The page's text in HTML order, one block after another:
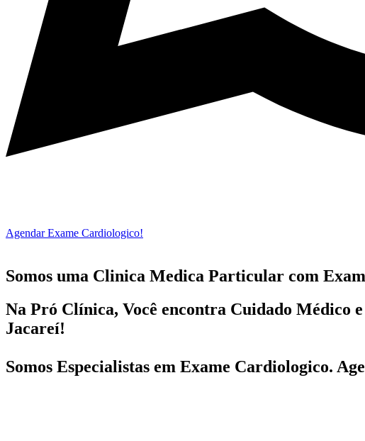
Agendar Exame Cardiologico!
Somos uma Clinica Medica Particular com
Na Pró Clínica, Você encontra Cuidado Médico
Jacareí!
Somos Especialistas em Exame Cardiologico.